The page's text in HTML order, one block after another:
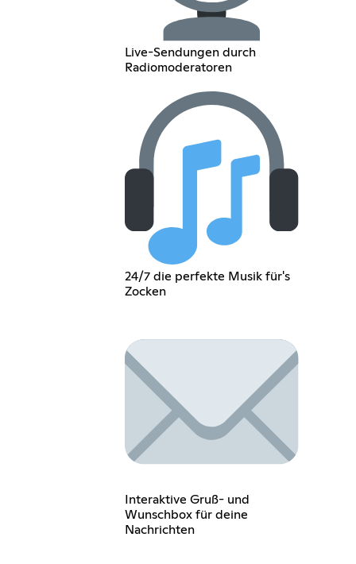
Live-Sendungen durch
Radiomoderatoren
24/7 die perfekte Musik für's
Zocken
Interaktive Gruß- und
Wunschbox für deine
Nachrichten